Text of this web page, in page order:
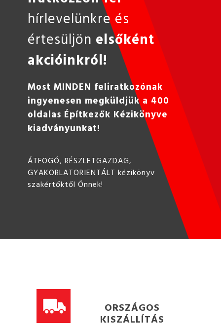
hírlevelünkre és
értesüljön elsőként
akcióinkról!
Most MINDEN feliratkozónak
ingyenesen megküldjük a 400
oldalas Építkezők Kézikönyve
kiadványunkat!
ÁTFOGÓ, RÉSZLETGAZDAG,
GYAKORLATORIENTÁLT kézikönyv
szakértőktől Önnek!
ORSZÁGOS
KISZÁLLÍTÁS